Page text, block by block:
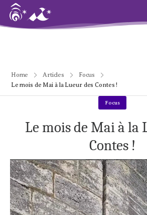
Home Articles
Focus
Le mois de Mai à la Lueur des Contes !
Focus
Le mois de Mai à la
Contes !